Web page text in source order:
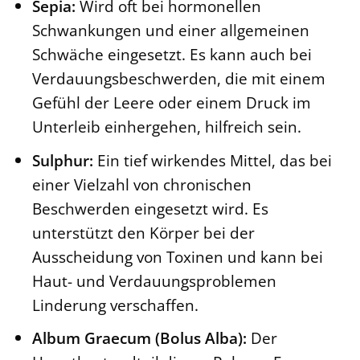
Sepia: Wird oft bei hormonellen
Schwankungen und einer allgemeinen
Schwäche eingesetzt. Es kann auch bei
Verdauungsbeschwerden, die mit einem
Gefühl der Leere oder einem Druck im
Unterleib einhergehen, hilfreich sein.
Sulphur: Ein tief wirkendes Mittel, das bei
einer Vielzahl von chronischen
Beschwerden eingesetzt wird. Es
unterstützt den Körper bei der
Ausscheidung von Toxinen und kann bei
Haut- und Verdauungsproblemen
Linderung verschaffen.
Album Graecum (Bolus Alba): Der